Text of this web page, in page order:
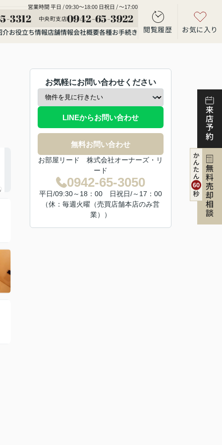
営業時間 平日 / 09:30～18:00 日祝日 / ～17:00
3312 中央町支店0942-65-3922
介お役立ち情報店舗情報会社概要各種お手続き 閲覧履歴 お気に入り
来店予約
無料売却相談
お気軽にお問い合わせください
LINEからお問い合わせ
無料お問い合わせ
お部屋リード 株式会社オーナーズ・リ
ード
0942-65-3050
平日/09:30～18：00 日祝日/～17：00
（休：毎週火曜（売買店舗本店のみ営
業））